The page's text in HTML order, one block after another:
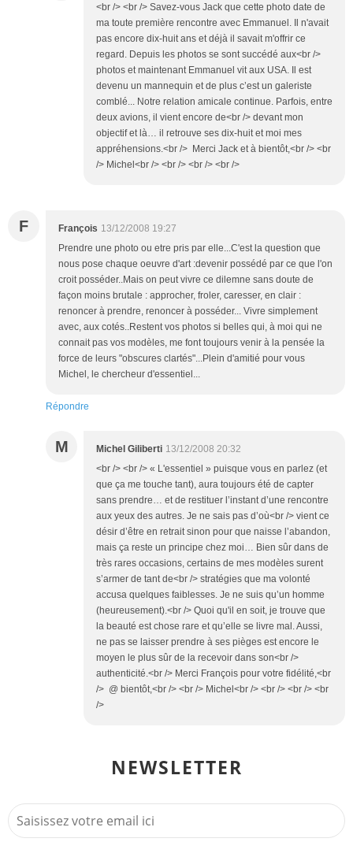
<br /> <br /> Savez-vous Jack que cette photo date de
ma toute première rencontre avec Emmanuel. Il n'avait
pas encore dix-huit ans et déjà il savait m'offrir ce
regard. Depuis les photos se sont succédé aux<br />
photos et maintenant Emmanuel vit aux USA. Il est
devenu un mannequin et de plus c’est un galeriste
comblé... Notre relation amicale continue. Parfois, entre
deux avions, il vient encore de<br /> devant mon
objectif et là… il retrouve ses dix-huit et moi mes
appréhensions.<br /> Merci Jack et à bientôt,<br /> <br
/> Michel<br /> <br /> <br /> <br />
F François 13/12/2008 19:27
Prendre une photo ou etre pris par elle...C'est la question que
nous pose chaque oeuvre d'art :devenir possédé par ce que l'on
croit posséder..Mais on peut vivre ce dilemne sans doute de
façon moins brutale : approcher, froler, caresser, en clair :
renoncer à prendre, renoncer à posséder... Vivre simplement
avec, aux cotés..Restent vos photos si belles qui, à moi qui ne
connait pas vos modèles, me font toujours venir à la pensée la
force de leurs "obscures clartés"...Plein d'amitié pour vous
Michel, le chercheur d'essentiel...
Répondre
M Michel Giliberti 13/12/2008 20:32
<br /> <br /> « L'essentiel » puisque vous en parlez (et
que ça me touche tant), aura toujours été de capter
sans prendre… et de restituer l’instant d’une rencontre
aux yeux des autres. Je ne sais pas d’où<br /> vient ce
désir d’être en retrait sinon pour que naisse l’abandon,
mais ça reste un principe chez moi… Bien sûr dans de
très rares occasions, certains de mes modèles surent
s’armer de tant de<br /> stratégies que ma volonté
accusa quelques faiblesses. Je ne suis qu’un homme
(heureusement).<br /> Quoi qu'il en soit, je trouve que
la beauté est chose rare et qu’elle se livre mal. Aussi,
ne pas se laisser prendre à ses pièges est encore le
moyen le plus sûr de la recevoir dans son<br />
authenticité.<br /> Merci François pour votre fidélité,<br
/> @ bientôt,<br /> <br /> Michel<br /> <br /> <br /> <br
/>
NEWSLETTER